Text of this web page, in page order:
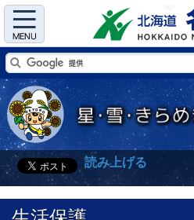
Menu
読み上げる